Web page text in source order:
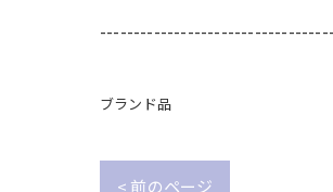
ブランド品
< 前のページ